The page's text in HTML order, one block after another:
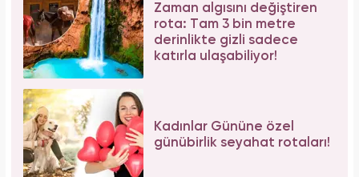
Zaman algısını değiştiren
rota: Tam 3 bin metre
derinlikte gizli sadece
katırla ulaşabiliyor!
Kadınlar Gününe özel
günübirlik seyahat rotaları!